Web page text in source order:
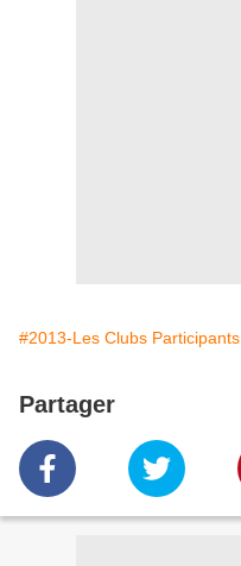
#2013-Les Clubs Participants
Partager